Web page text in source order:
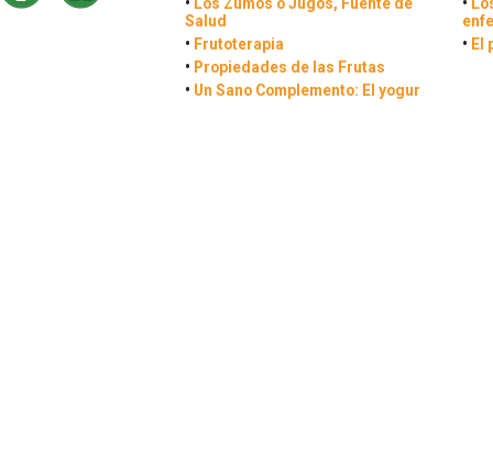
• Los Zumos o Jugos, Fuente de
Salud
• Frutoterapia
• Propiedades de las Frutas
• Un Sano Complemento: El yogur
•
• El